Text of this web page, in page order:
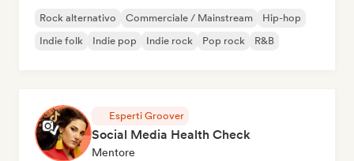
Rock alternativo Commerciale / Mainstream
Hip-hop
Indie folk
Indie pop Indie rock Pop rock R&B
Esperti Groover
Social Media Health Check
Mentore